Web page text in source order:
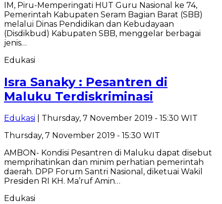
IM, Piru-Memperingati HUT Guru Nasional ke 74,
Pemerintah Kabupaten Seram Bagian Barat (SBB)
melalui Dinas Pendidikan dan Kebudayaan
(Disdikbud) Kabupaten SBB, menggelar berbagai
jenis…
Edukasi
Isra Sanaky : Pesantren di
Maluku Terdiskriminasi
Edukasi | Thursday, 7 November 2019 - 15:30 WIT
Thursday, 7 November 2019 - 15:30 WIT
AMBON- Kondisi Pesantren di Maluku dapat disebut
memprihatinkan dan minim perhatian pemerintah
daerah. DPP Forum Santri Nasional, diketuai Wakil
Presiden RI KH. Ma’ruf Amin…
Edukasi